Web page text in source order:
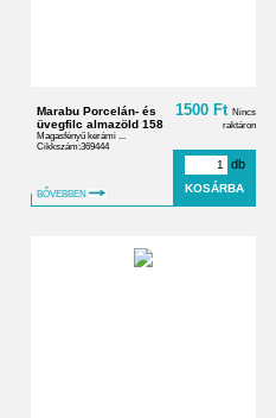
Marabu Porcelán- és
üvegfilc almazöld 158
Magasfényű kerámi ...
Cikkszám:369444
BŐVEBBEN
1500 Ft Nincs
raktáron
db